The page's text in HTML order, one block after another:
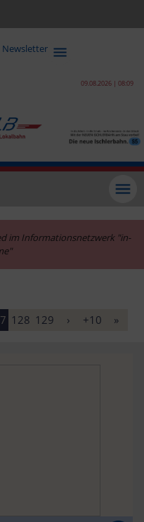
Newsletter
09.08.2026 | 08:09
im Informationsnetzwerk "in-
128 129 › +10 »